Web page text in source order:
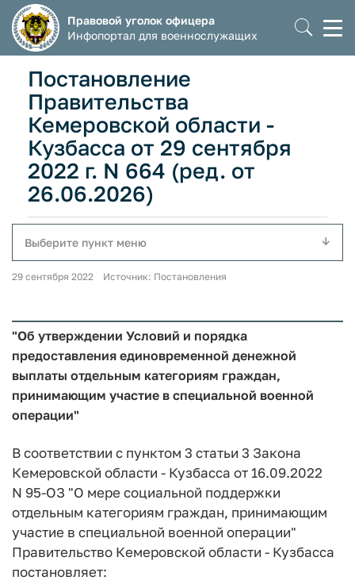
Правовой уголок офицера
Инфопортал для военнослужащих
Постановление
Правительства
Кемеровской области -
Кузбасса от 29 сентября
2022 г. N 664 (ред. от
26.06.2026)
Выберите пункт меню
29 сентября 2022 Источник: Постановления
"Об утверждении Условий и порядка
предоставления единовременной денежной
выплаты отдельным категориям граждан,
принимающим участие в специальной военной
операции"
В соответствии с пунктом 3 статьи 3 Закона
Кемеровской области - Кузбасса от 16.09.2022
N 95-ОЗ "О мере социальной поддержки
отдельным категориям граждан, принимающим
участие в специальной военной операции"
Правительство Кемеровской области - Кузбасса
постановляет: